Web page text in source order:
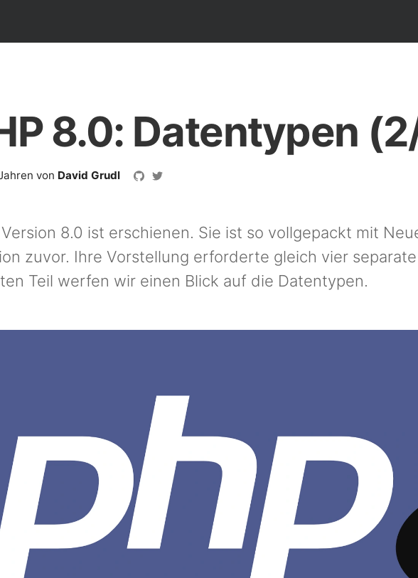
8.0: Datentypen
von David Grudl
Version 8.0 ist erschienen. Sie ist so vollgepackt mit
zuvor. Ihre Vorstellung erforderte gleich vier
Teil werfen wir einen Blick auf die Datentypen.